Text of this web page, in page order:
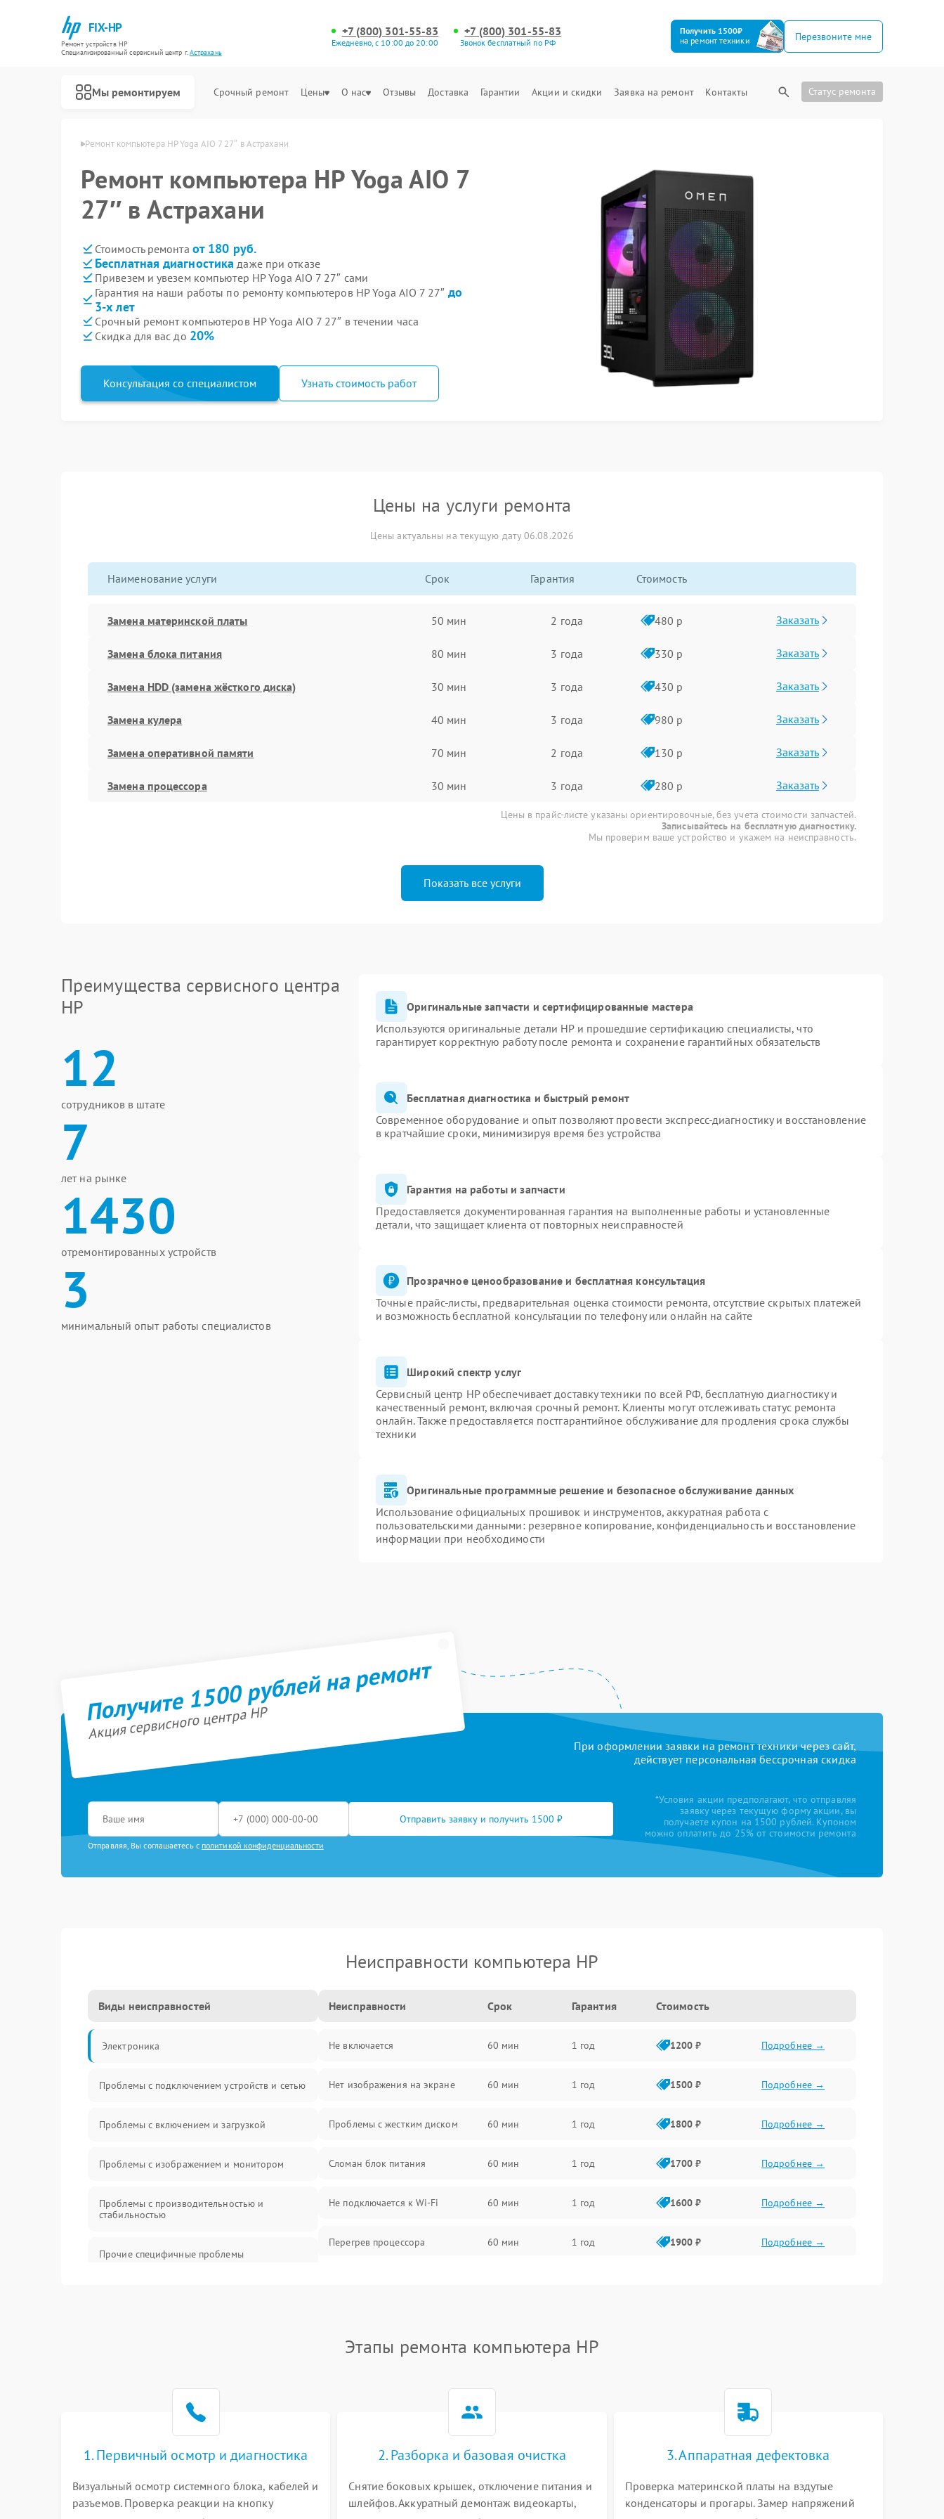
FIX-HP
Ремонт устройств HP
Специализированный cервисный центр г.Астрахань
+7 (800) 301-55-83
Ежедневно, с 10:00 до 20:00
+7 (800) 301-55-83
Звонок бесплатный по РФ
Получить 1500₽
на ремонт техники
Перезвоните мне
Мы ремонтируем Срочный ремонт Цены О нас Отзывы Доставка Гарантии Акции и скидки Заявка на ремонт Контакты Статус ремонта
HP в Астрахани Ремонт компьютера HP Yoga AIO 7 27″ в Астрахани
Ремонт компьютера HP Yoga AIO 7
27″ в Астрахани
Стоимость ремонта от 180 руб.
Бесплатная диагностика даже при отказе
Привезем и увезем компьютер HP Yoga AIO 7 27″ сами
Гарантия на наши работы по ремонту компьютеров HP Yoga AIO 7 27″ до
3-х лет
Срочный ремонт компьютеров HP Yoga AIO 7 27″ в течении часа
Скидка для вас до 20%
Консультация со специалистом Узнать стоимость работ
Цены на услуги ремонта
Цены актуальны на текущую дату 06.08.2026
Наименование услуги Срок Гарантия Стоимость
Замена материнской платы 50 мин 2 года 480 р Заказать
Замена блока питания 80 мин 3 года 330 р Заказать
Замена HDD (замена жёсткого диска) 30 мин 3 года 430 р Заказать
Замена кулера 40 мин 3 года 980 р Заказать
Замена оперативной памяти 70 мин 2 года 130 р Заказать
Замена процессора 30 мин 3 года 280 р Заказать
Цены в прайс-листе указаны ориентировочные, без учета стоимости запчастей.
Записывайтесь на бесплатную диагностику.
Мы проверим ваше устройство и укажем на неисправность.
Показать все услуги
Преимущества сервисного центра
HP
12
сотрудников в штате
7
лет на рынке
1430
отремонтированных устройств
3
минимальный опыт работы специалистов
Оригинальные запчасти и сертифицированные мастера
Используются оригинальные детали HP и прошедшие сертификацию специалисты, что
гарантирует корректную работу после ремонта и сохранение гарантийных обязательств
Бесплатная диагностика и быстрый ремонт
Современное оборудование и опыт позволяют провести экспресс-диагностику и восстановление
в кратчайшие сроки, минимизируя время без устройства
Гарантия на работы и запчасти
Предоставляется документированная гарантия на выполненные работы и установленные
детали, что защищает клиента от повторных неисправностей
Прозрачное ценообразование и бесплатная консультация
Точные прайс-листы, предварительная оценка стоимости ремонта, отсутствие скрытых платежей
и возможность бесплатной консультации по телефону или онлайн на сайте
Широкий спектр услуг
Сервисный центр HP обеспечивает доставку техники по всей РФ, бесплатную диагностику и
качественный ремонт, включая срочный ремонт. Клиенты могут отслеживать статус ремонта
онлайн. Также предоставляется постгарантийное обслуживание для продления срока службы
техники
Оригинальные программные решение и безопасное обслуживание данных
Использование официальных прошивок и инструментов, аккуратная работа с
пользовательскими данными: резервное копирование, конфиденциальность и восстановление
информации при необходимости
Получите 1500 рублей на ремонт
Акция сервисного центра HP
При оформлении заявки на ремонт техники через сайт,
действует персональная бессрочная скидка
Отправить заявку и получить 1500 ₽
Отправляя, Вы соглашаетесь с политикой конфиденциальности
*Условия акции предполагают, что отправляя
заявку через текущую форму акции, вы
получаете купон на 1500 рублей. Купоном
можно оплатить до 25% от стоимости ремонта
Неисправности компьютера HP
Виды неисправностей
Электроника
Проблемы с подключением устройств и сетью
Проблемы с включением и загрузкой
Проблемы с изображением и монитором
Проблемы с производительностью и
стабильностью
Прочие специфичные проблемы
Неисправности Срок Гарантия Стоимость
Не включается 60 мин 1 год 1200 ₽ Подробнее →
Нет изображения на экране 60 мин 1 год 1500 ₽ Подробнее →
Проблемы с жестким диском 60 мин 1 год 1800 ₽ Подробнее →
Сломан блок питания 60 мин 1 год 1700 ₽ Подробнее →
Не подключается к Wi-Fi 60 мин 1 год 1600 ₽ Подробнее →
Перегрев процессора 60 мин 1 год 1900 ₽ Подробнее →
Ошибки в работе оперативной
Не распознается USB-порт 60 мин 1300 ₽ Подробнее →
Этапы ремонта компьютера HP
1. Первичный осмотр и диагностика
Визуальный осмотр системного блока, кабелей и
разъемов. Проверка реакции на кнопку
2. Разборка и базовая очистка
Снятие боковых крышек, отключение питания и
шлейфов. Аккуратный демонтаж видеокарты,
3. Аппаратная дефектовка
Проверка материнской платы на вздутые
конденсаторы и прогары. Замер напряжений